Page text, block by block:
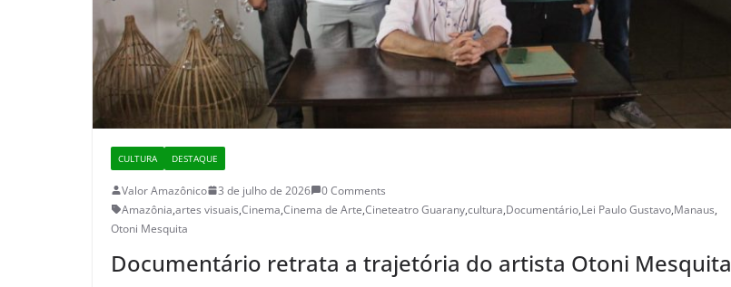
CULTURA DESTAQUE
Valor Amazônico 3 de julho de 2026
0 Comments
Amazônia,artes visuais,Cinema,Cinema de Arte,Cineteatro Guarany,cultura,Documentário,Lei Paulo Gustavo,Manaus,
Otoni Mesquita
Documentário retrata a trajetória do artista Otoni Mesquita